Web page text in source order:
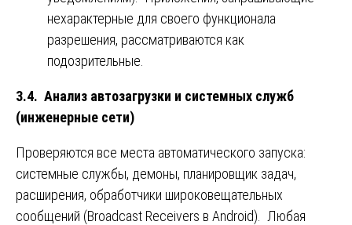
нехарактерные для своего функционала
разрешения, рассматриваются как
подозрительные.
3.4. Анализ автозагрузки и системных служб
(инженерные сети)
Проверяются все места автоматического запуска:
системные службы, демоны, планировщик задач,
расширения, обработчики широковещательных
сообщений (Broadcast Receivers в Android). Любая